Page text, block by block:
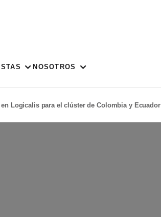
NOSOTROS
Logicalis para el clúster de Colombia y Ecuador